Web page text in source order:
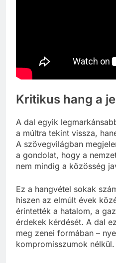
Kritikus hang a
A dal egyik
a múltra tekint vissza,
A szövegvilágban
a gondolat, hogy a
nem mindig a közösség
Ez a hangvétel sokak
hiszen az elmúlt évek
érintették a hatalom, a
érdekek kérdését. A dal
meg zenei formában –
kompromisszumok nélkül.